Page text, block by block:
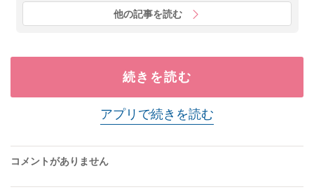
他の記事を読む
続きを読む
アプリで続きを読む
コメントがありません